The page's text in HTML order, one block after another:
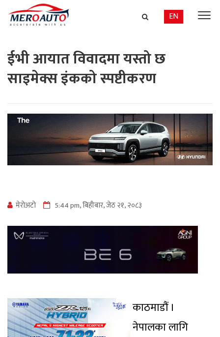
EN
ईभी आयात विवादमा यस्तो छ
साइमेक्स इंकको स्पष्टीकरण
मेराेअटाे 5:44 pm, बिहीबार, जेठ २१, २०८३
काठमाडौं ।
नेपालका लागि